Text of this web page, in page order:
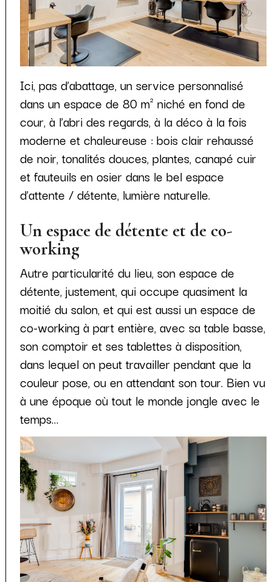
Ici, pas d’abattage, un service personnalisé
dans un espace de 80 m² niché en fond de
cour, à l’abri des regards, à la déco à la fois
moderne et chaleureuse : bois clair rehaussé
de noir, tonalités douces, plantes, canapé cuir
et fauteuils en osier dans le bel espace
d’attente / détente, lumière naturelle.
Un espace de détente et de co-
working
Autre particularité du lieu, son espace de
détente, justement, qui occupe quasiment la
moitié du salon, et qui est aussi un espace de
co-working à part entière, avec sa table basse,
son comptoir et ses tablettes à disposition,
dans lequel on peut travailler pendant que la
couleur pose, ou en attendant son tour. Bien vu
à une époque où tout le monde jongle avec le
temps…